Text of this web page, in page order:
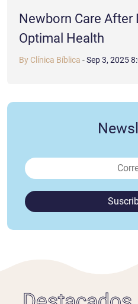
Newborn Care After
Optimal Health
By Clínica Bíblica -Sep 3, 2025